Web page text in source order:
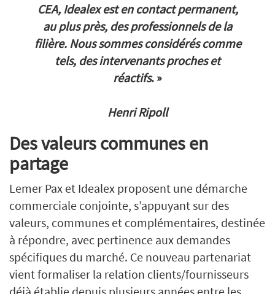
CEA, Idealex est en contact permanent,
au plus près, des professionnels de la
filière. Nous sommes considérés comme
tels, des intervenants proches et
réactifs. »
Henri Ripoll
Des valeurs communes en
partage
Lemer Pax et Idealex proposent une démarche
commerciale conjointe, s’appuyant sur des
valeurs, communes et complémentaires, destinée
à répondre, avec pertinence aux demandes
spécifiques du marché. Ce nouveau partenariat
vient formaliser la relation clients/fournisseurs